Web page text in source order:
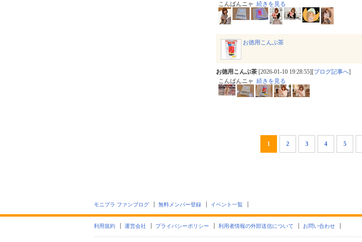
こんばんニャ 続きを見る
お徳用こんぶ茶
お徳用こんぶ茶 [2026-01-10 19:28:55][ブログ記事へ]
こんばんニャ 続きを見る
1 2 3 4 5
モニプラ ファンブログ 無料メンバー登録 イベント一覧
利用規約 運営会社 プライバシーポリシー 利用者情報の外部送信について お問い合わせ